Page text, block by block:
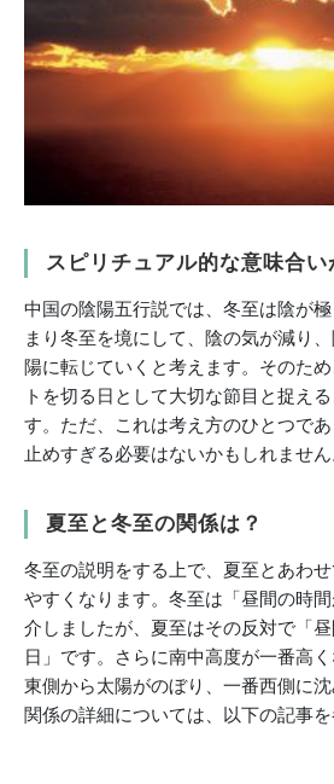
スピリチュアル的な意味合い
中国の陰陽五行説では、冬至は陰が
まり冬至を境にして、陰の気が減り、
陽に転じていくと考えます。そのた
トを切る日として大切な節目と捉え
す。ただ、これは考え方のひとつで
止めすぎる必要はないかもしれません
夏至と冬至の関係は？
冬至の説明をする上で、夏至とあわ
やすくなります。冬至は「昼間の時
介しましたが、夏至はその反対で「
日」です。さらに南中高度が一番高
東側から太陽がのぼり、一番西側に
関係の詳細については、以下の記事を